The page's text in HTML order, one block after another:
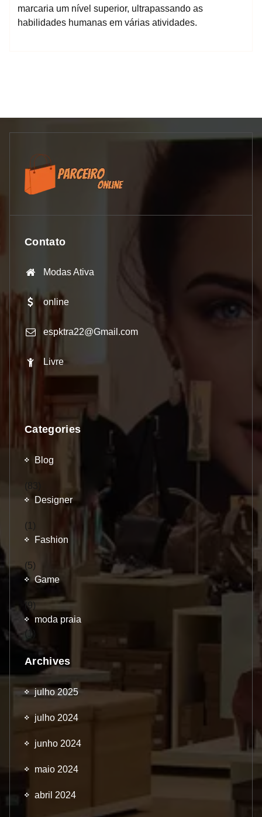
marcaria um nível superior, ultrapassando as
habilidades humanas em várias atividades.
Contato
Modas Ativa
online
espktra22@Gmail.com
Livre
Categories
Blog
(83)
Designer
(1)
Fashion
(5)
Game
(9)
moda praia
(1)
Archives
julho 2025
julho 2024
junho 2024
maio 2024
abril 2024